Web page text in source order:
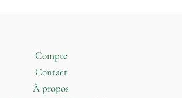
Compte
Contact
À propos